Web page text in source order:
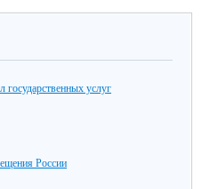
государственных услуг
России